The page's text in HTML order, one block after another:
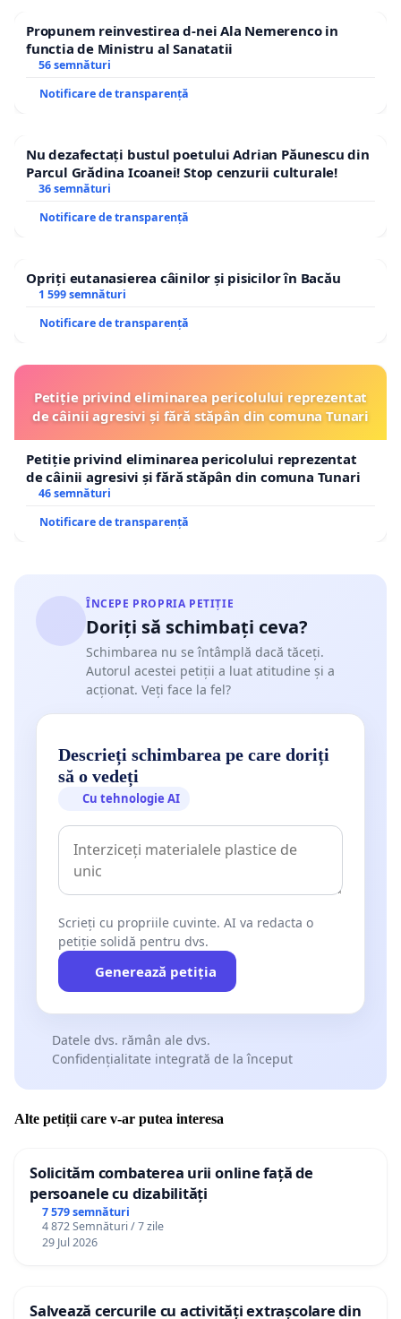
Propunem reinvestirea d-nei Ala Nemerenco in
functia de Ministru al Sanatatii
56 semnături
Notificare de transparență
Nu dezafectați bustul poetului Adrian Păunescu din
Parcul Grădina Icoanei! Stop cenzurii culturale!
36 semnături
Notificare de transparență
Opriți eutanasierea câinilor și pisicilor în Bacău
1 599 semnături
Notificare de transparență
Petiție privind eliminarea pericolului reprezentat
de câinii agresivi și fără stăpân din comuna Tunari
Petiție privind eliminarea pericolului reprezentat
de câinii agresivi și fără stăpân din comuna Tunari
46 semnături
Notificare de transparență
ÎNCEPE PROPRIA PETIȚIE
Doriți să schimbați ceva?
Schimbarea nu se întâmplă dacă tăceți.
Autorul acestei petiții a luat atitudine și a
acționat. Veți face la fel?
Descrieți schimbarea pe care doriți
să o vedeți
Cu tehnologie AI
Scrieți cu propriile cuvinte. AI va redacta o
petiție solidă pentru dvs.
Generează petiția
Datele dvs. rămân ale dvs.
Confidențialitate integrată de la început
Alte petiții care v-ar putea interesa
Solicităm combaterea urii online față de
persoanele cu dizabilități
7 579 semnături
4 872 Semnături / 7 zile
29 Jul 2026
Salvează cercurile cu activități extrașcolare din